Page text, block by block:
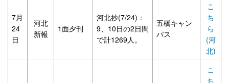
7月
24
日
河北
新報
1面夕刊
河北抄(7/24)：
9、10日の2日間
で計1269人。
五橋キャン
パス
こ
ち
ら
(河
北)
こ
ち